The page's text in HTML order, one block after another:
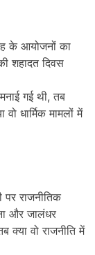
के आयोजनों का
शहादत दिवस
गई थी, तब
धार्मिक मामलों में
राजनीतिक
और जालंधर
वो राजनीति में